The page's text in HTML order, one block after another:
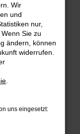
können:
deine
Wir
und
nur,
Sie zu
ändern, können
widerrufen.
uns eingesetzt: